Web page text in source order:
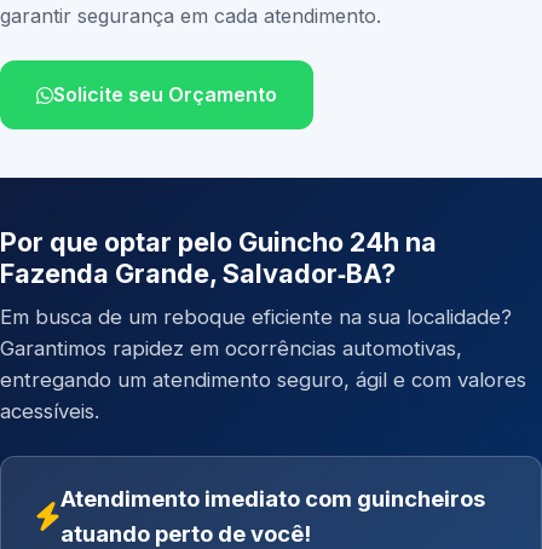
garantir segurança em cada atendimento.
Solicite seu Orçamento
Por que optar pelo Guincho 24h na
Fazenda Grande, Salvador‑BA?
Em busca de um reboque eficiente na sua localidade?
Garantimos rapidez em ocorrências automotivas,
entregando um atendimento seguro, ágil e com valores
acessíveis.
Atendimento imediato com guincheiros
atuando perto de você!